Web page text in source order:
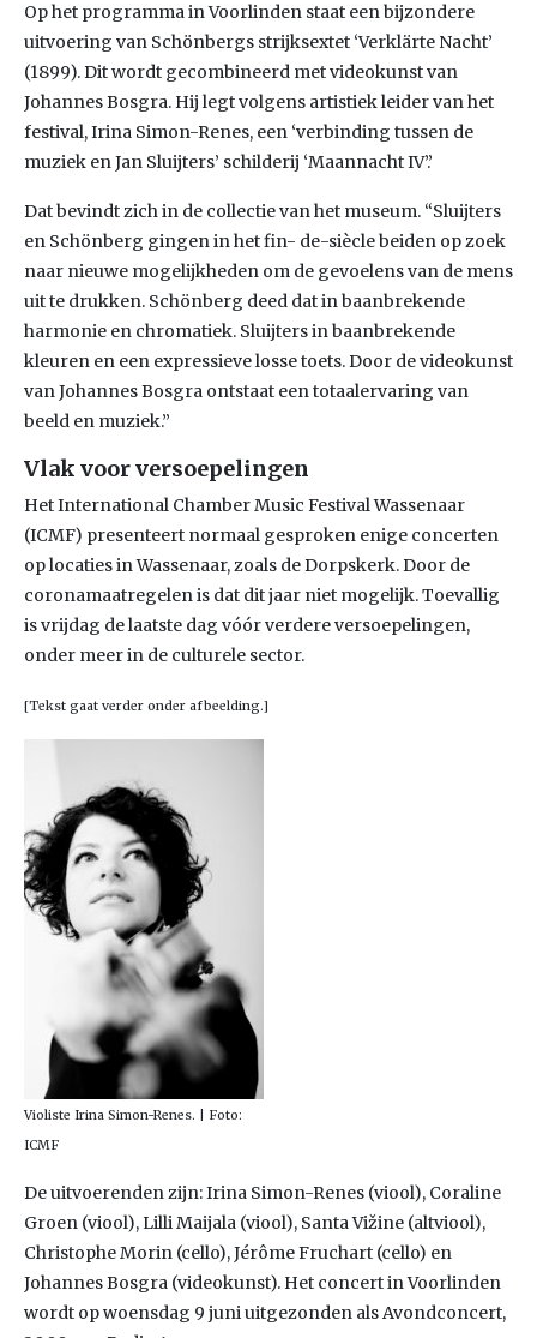
Op het programma in Voorlinden staat een bijzondere
uitvoering van Schönbergs strijksextet ‘Verklärte Nacht’
(1899). Dit wordt gecombineerd met videokunst van
Johannes Bosgra. Hij legt volgens artistiek leider van het
festival, Irina Simon-Renes, een ‘verbinding tussen de
muziek en Jan Sluijters’ schilderij ‘Maannacht IV’.’
Dat bevindt zich in de collectie van het museum. “Sluijters
en Schönberg gingen in het fin- de-siècle beiden op zoek
naar nieuwe mogelijkheden om de gevoelens van de mens
uit te drukken. Schönberg deed dat in baanbrekende
harmonie en chromatiek. Sluijters in baanbrekende
kleuren en een expressieve losse toets. Door de videokunst
van Johannes Bosgra ontstaat een totaalervaring van
beeld en muziek.”
Vlak voor versoepelingen
Het International Chamber Music Festival Wassenaar
(ICMF) presenteert normaal gesproken enige concerten
op locaties in Wassenaar, zoals de Dorpskerk. Door de
coronamaatregelen is dat dit jaar niet mogelijk. Toevallig
is vrijdag de laatste dag vóór verdere versoepelingen,
onder meer in de culturele sector.
[Tekst gaat verder onder afbeelding.]
Violiste Irina Simon-Renes. | Foto:
ICMF
De uitvoerenden zijn: Irina Simon-Renes (viool), Coraline
Groen (viool), Lilli Maijala (viool), Santa Vižine (altviool),
Christophe Morin (cello), Jérôme Fruchart (cello) en
Johannes Bosgra (videokunst). Het concert in Voorlinden
wordt op woensdag 9 juni uitgezonden als Avondconcert,